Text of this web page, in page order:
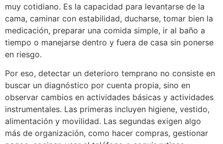
muy cotidiano. Es la capacidad para levantarse de la
cama, caminar con estabilidad, ducharse, tomar bien la
medicación, preparar una comida simple, ir al baño a
tiempo o manejarse dentro y fuera de casa sin ponerse
en riesgo.
Por eso, detectar un deterioro temprano no consiste en
buscar un diagnóstico por cuenta propia, sino en
observar cambios en actividades básicas y actividades
instrumentales. Las primeras incluyen higiene, vestido,
alimentación y movilidad. Las segundas exigen algo
más de organización, como hacer compras, gestionar